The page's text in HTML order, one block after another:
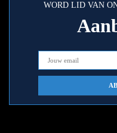
WORD LID VAN